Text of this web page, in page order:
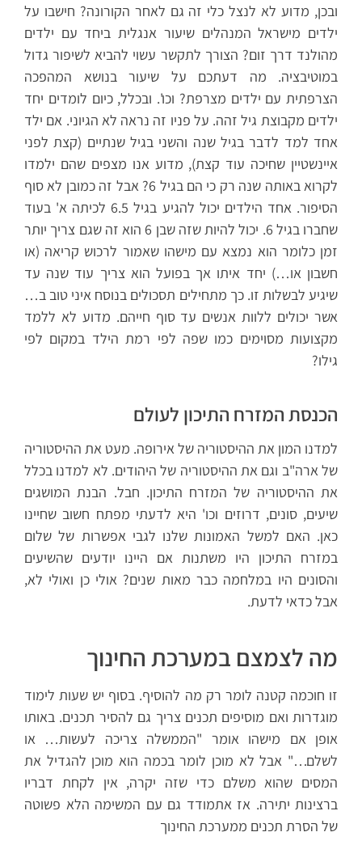
ובכן, מדוע לא לנצל כלי זה גם לאחר הקורונה? חישבו על
ילדים מישראל המנהלים שיעור אנגלית ביחד עם ילדים
מהולנד דרך זום? הצורך לתקשר עשוי להביא לשיפור גדול
במוטיבציה. מה דעתכם על שיעור בנושא המהפכה
הצרפתית עם ילדים מצרפת? וכו'. ובכלל, כיום לומדים יחד
ילדים מקבוצת גיל זהה. על פניו זה נראה לא הגיוני. אם ילד
אחד למד לדבר בגיל שנה והשני בגיל שנתיים (קצת לפני
איינשטיין שחיכה עוד קצת), מדוע אנו מצפים שהם ילמדו
לקרוא באותה שנה רק כי הם בגיל 6? אבל זה כמובן לא סוף
הסיפור. אחד הילדים יכול להגיע בגיל 6.5 לכיתה א' בעוד
שחברו בגיל 6. יכול להיות שזה שבן 6 הוא זה שגם צריך יותר
זמן כלומר הוא נמצא עם מישהו שאמור לרכוש קריאה (או
חשבון או…) יחד איתו אך בפועל הוא צריך עוד שנה עד
שיגיע לבשלות זו. כך מתחילים תסכולים בנוסח איני טוב ב…
אשר יכולים ללוות אנשים עד סוף חייהם. מדוע לא ללמד
מקצועות מסוימים כמו שפה לפי רמת הילד במקום לפי
גילו?
הכנסת המזרח התיכון לעולם
למדנו המון את ההיסטוריה של אירופה. מעט את ההיסטוריה
של ארה"ב וגם את ההיסטוריה של היהודים. לא למדנו בכלל
את ההיסטוריה של המזרח התיכון. חבל. הבנת המושגים
שיעים, סונים, דרוזים וכו' היא לדעתי מפתח חשוב שחיינו
כאן. האם למשל האמונות שלנו לגבי אפשרות של שלום
במזרח התיכון היו משתנות אם היינו יודעים שהשיעים
והסונים היו במלחמה כבר מאות שנים? אולי כן ואולי לא,
אבל כדאי לדעת.
מה לצמצם במערכת החינוך
זו חוכמה קטנה לומר רק מה להוסיף. בסוף יש שעות לימוד
מוגדרות ואם מוסיפים תכנים צריך גם להסיר תכנים. באותו
אופן אם מישהו אומר "הממשלה צריכה לעשות… או
לשלם…" אבל לא מוכן לומר בכמה הוא מוכן להגדיל את
המסים שהוא משלם כדי שזה יקרה, אין לקחת דבריו
ברצינות יתירה. אז אתמודד גם עם המשימה הלא פשוטה
של הסרת תכנים ממערכת החינוך